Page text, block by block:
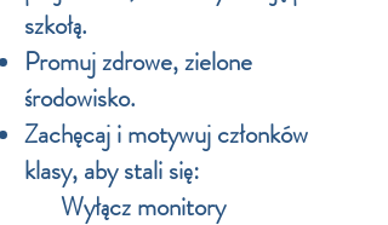
szkołą.
Promuj zdrowe, zielone
środowisko.
Zachęcaj i motywuj członków
klasy, aby stali się:
Wyłącz monitory